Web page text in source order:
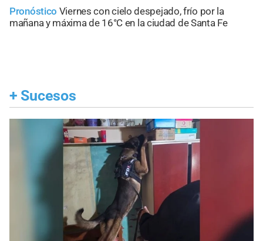
Pronóstico Viernes con cielo despejado, frío por la
mañana y máxima de 16°C en la ciudad de Santa Fe
+ Sucesos